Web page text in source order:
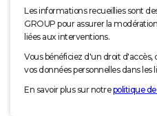
Les informations recueillies sont
GROUP pour assurer la
liées aux interventions.
Vous bénéficiez d'un droit
vos données personnelles dans les
En savoir plus sur notrepolitique